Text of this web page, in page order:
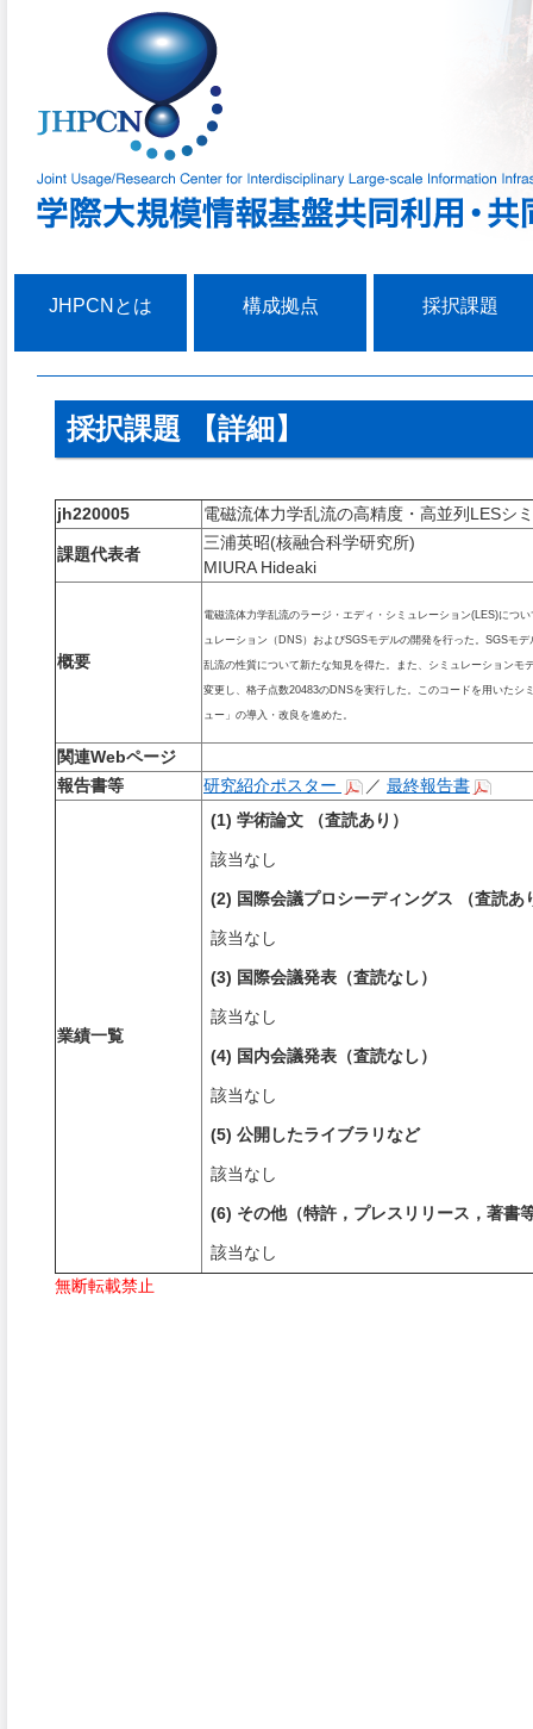
JHPCNとは 構成拠点 採択課題
採択課題 【詳細】
jh220005 電磁流体力学乱流の高精度・高並列LESシ
課題代表者
三浦英昭(核融合科学研究所)
MIURA Hideaki
概要
電磁流体力学乱流のラージ・エディ・シミュレーション(LES)につ
ュレーション（DNS）およびSGSモデルの開発を行った。SGSモ
乱流の性質について新たな知見を得た。また、シミュレーション
変更し、格子点数20483のDNSを実行した。このコードを用いたシ
ュー」の導入・改良を進めた。
関連Webページ
報告書等
研究紹介ポスター ／ 最終報告書
業績一覧
(1) 学術論文 （査読あり）
該当なし
(2) 国際会議プロシーディングス （査読あ
該当なし
(3) 国際会議発表（査読なし）
該当なし
(4) 国内会議発表（査読なし）
該当なし
(5) 公開したライブラリなど
該当なし
(6) その他（特許，プレスリリース，著書
該当なし
無断転載禁止